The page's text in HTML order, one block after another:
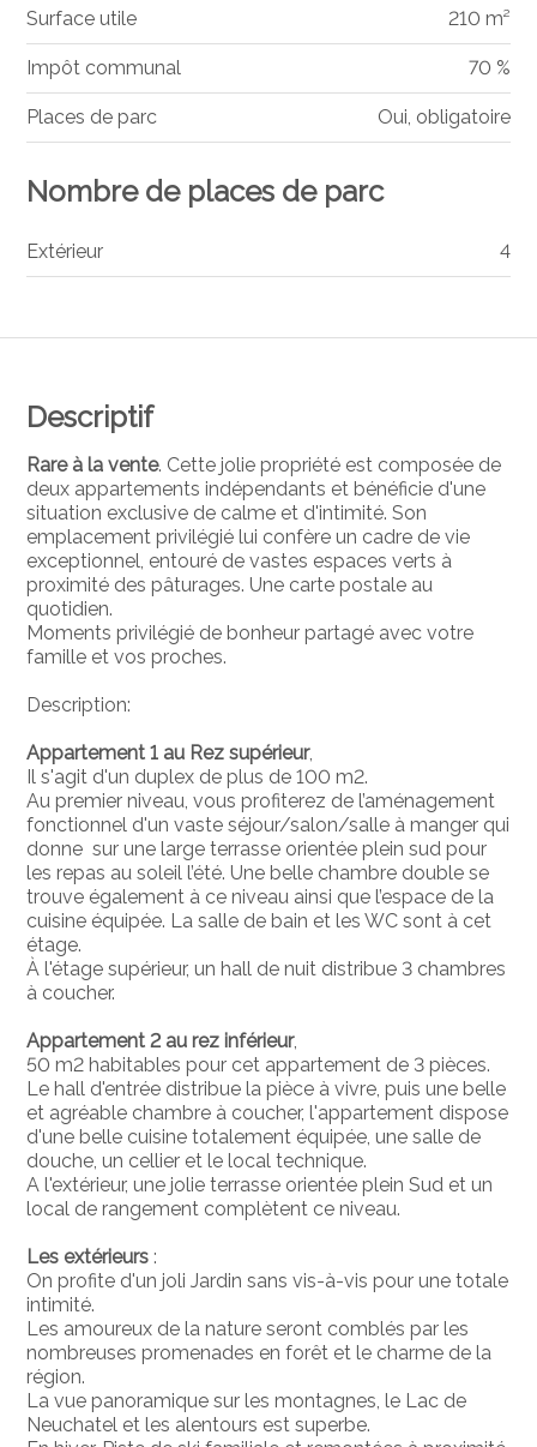
Descriptif
Rare à la vente. Cette jolie propriété est composée de
deux appartements indépendants et bénéficie d'une
situation exclusive de calme et d'intimité.Son
emplacement privilégié lui confère un cadre de vie
exceptionnel, entouré de vastes espaces verts à
proximité des pâturages. Une carte postale au
quotidien.
Moments privilégié de bonheur partagé avec votre
famille et vos proches.
Description:
Appartement 1 au Rez supérieur,
Il s'agit d'un duplex de plus de 100 m2.
Au premier niveau, vous profiterez de l’aménagement
fonctionnel d'un vaste séjour/salon/salle à manger qui
donne sur une large terrasse orientée plein sud pour
les repas au soleil l’été. Une belle chambre double se
trouve également à ce niveau ainsi que l’espace de la
cuisine équipée. La salle de bain et les WC sont à cet
étage.
À l'étage supérieur, un hall de nuit distribue 3 chambres
à coucher.
Appartement 2 au rez inférieur,
50 m2 habitables pour cet appartement de 3 pièces.
Le hall d'entrée distribue la pièce à vivre, puis une belle
et agréable chambre à coucher, l'appartement dispose
d'une belle cuisine totalement équipée, une salle de
douche, un cellier et le local technique.
A l'extérieur, une jolie terrasse orientée plein Sud et un
local de rangement complètent ce niveau.
Les extérieurs :
On profite d'un joli Jardin sans vis-à-vis pour une totale
intimité.
Les amoureux de la nature seront comblés par les
nombreuses promenades en forêt et le charme de la
région.
La vue panoramique sur les montagnes, le Lac de
Neuchatel et les alentours est superbe.
Surface utile 210 m²
Impôt communal 70 %
Places de parc Oui, obligatoire
Nombre de places de parc
Extérieur 4